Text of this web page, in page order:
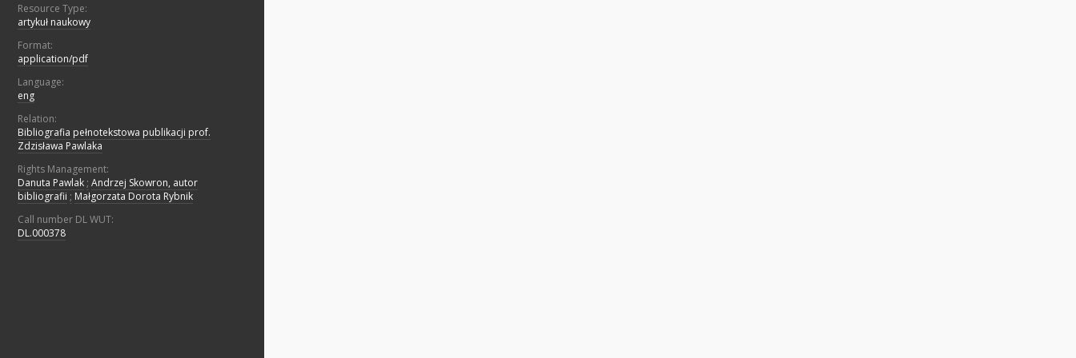
Resource Type:
artykuł naukowy
Format:
application/pdf
Language:
eng
Relation:
Bibliografia pełnotekstowa publikacji prof.
Zdzisława Pawlaka
Rights Management:
Danuta Pawlak ; Andrzej Skowron, autor
bibliografii ; Małgorzata Dorota Rybnik
Call number DL WUT:
DL.000378